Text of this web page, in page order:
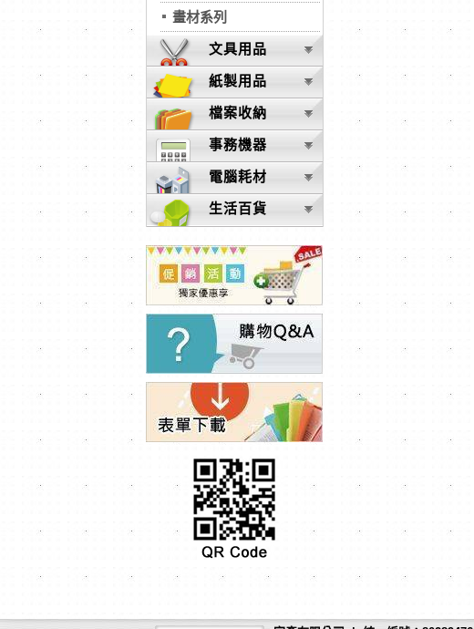
畫材系列
文具用品
紙製用品
檔案收納
事務機器
電腦耗材
生活百貨